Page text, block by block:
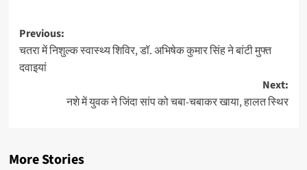
Post
navigation
Previous:
चतरा में निशुल्क स्वास्थ्य शिविर, डॉ. अभिषेक कुमार सिंह ने बांटी मुफ्त
दवाइयां
Next:
नशे में युवक ने जिंदा सांप को चबा-चबाकर खाया, हालत स्थिर
More Stories